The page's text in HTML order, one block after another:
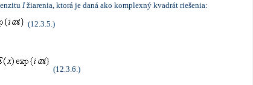
Ižiarenia, ktorá je daná ako komplexný kvadrát riešenia:
(12.3.5.)
(12.3.6.)